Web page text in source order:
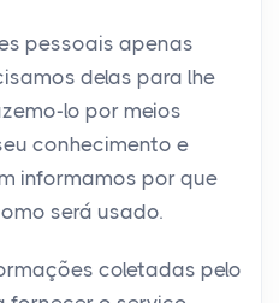
pessoais apenas
delas para lhe
lo por meios
conhecimento e
informamos por que
será usado.
coletadas pelo